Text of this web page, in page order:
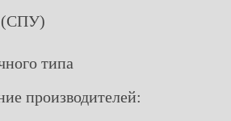
(СПУ)
типа
производителей: